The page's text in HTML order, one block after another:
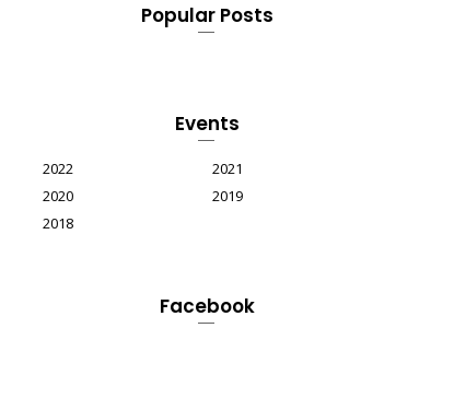
Popular Posts
Events
2022
2021
2020
2019
2018
Facebook